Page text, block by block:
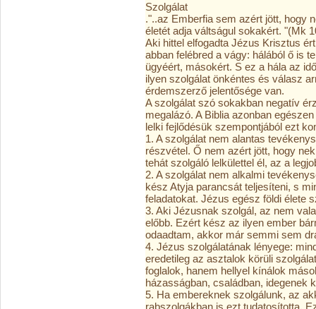
Szolgálat
."..az Emberfia sem azért jött, hogy
életét adja váltságul sokakért. "(Mk
Aki hittel elfogadta Jézus Krisztus
abban felébred a vágy: hálából ő is
ügyéért, másokért. S ez a hála az
ilyen szolgálat önkéntes és válasz
érdemszerző jelentősége van.
A szolgálat szó sokakban negatív
megalázó. A Biblia azonban
lelki fejlődésük szempontjából ezt
1. A szolgálat nem alantas
részvétel. Ő nem azért jött, hogy
tehát szolgáló lelkülettel él, az a
2. A szolgálat nem alkalmi
kész Atyja parancsát teljesíteni, s
feladatokat. Jézus egész földi élete
3. Aki Jézusnak szolgál, az nem
előbb. Ezért kész az ilyen ember
odaadtam, akkor már semmi sem
4. Jézus szolgálatának lényege:
eredetileg az asztalok körüli
foglalok, hanem hellyel kínálok
házasságban, családban, idegenek
5. Ha embereknek szolgálunk, az
rabszolgákban is ezt tudatosította.